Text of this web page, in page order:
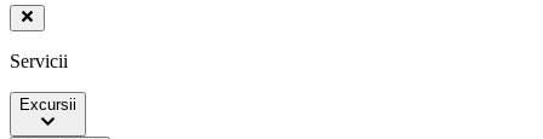
Servicii
Excursii